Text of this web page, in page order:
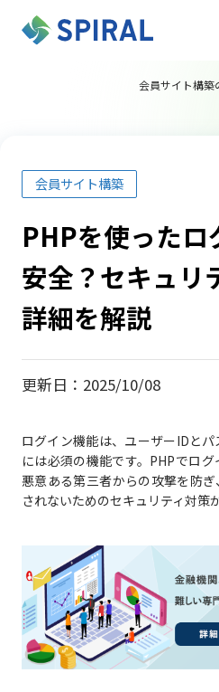
会員サイト構築
会員サイト構築
PHPを使ったロ
安全？セキュリ
詳細を解説
更新日：2025/10/08
ログイン機能は、ユーザーIDと
には必須の機能です。PHPでログ
悪意ある第三者からの攻撃を防
されないためのセキュリティ対策